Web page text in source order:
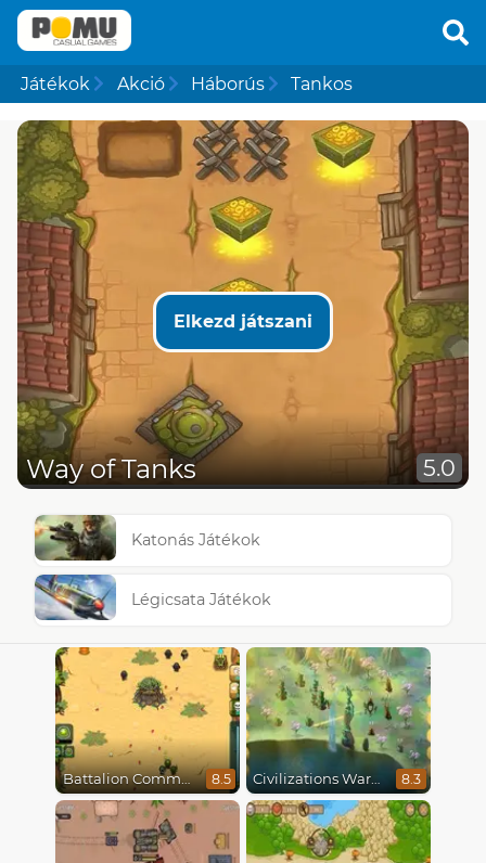
Játékok Akció Háborús Tankos
Elkezd játszani
Way of Tanks 5.0
Katonás Játékok
Légicsata Játékok
Battalion Commander 8.5 Civilizations Wars Master Edition 8.3